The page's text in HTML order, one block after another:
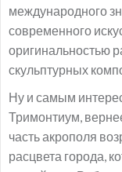
международного
современного
оригинальностью
скульптурных
Ну и самым
Тримонтиум,
часть акрополя
расцвета города,